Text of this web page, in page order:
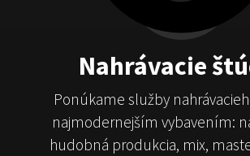
Nahrávacie
Ponúkame služby
najmodernejším vybavením:
hudobná produkcia, mix,